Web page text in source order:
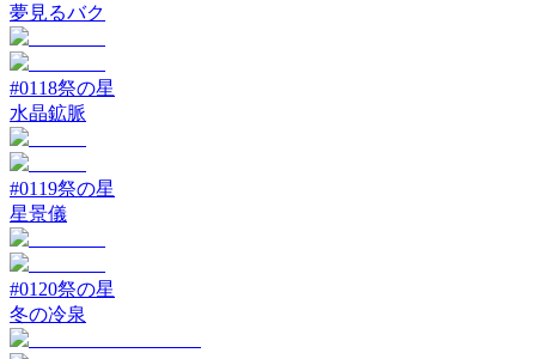
夢見るバク
#0118祭の星
水晶鉱脈
#0119祭の星
星景儀
#0120祭の星
冬の冷泉